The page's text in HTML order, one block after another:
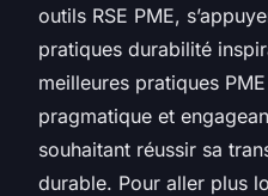
outils RSE PME,
pratiques durabilité
meilleures pratiques
pragmatique et
souhaitant réussir sa
durable. Pour aller plus